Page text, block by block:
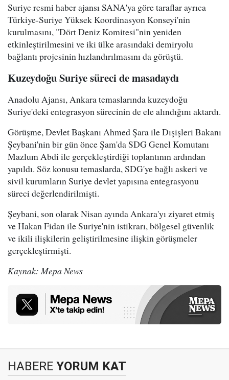
Suriye resmi haber ajansı SANA'ya göre taraflar ayrıca
Türkiye-Suriye Yüksek Koordinasyon Konseyi'nin
kurulmasını, "Dört Deniz Komitesi"nin yeniden
etkinleştirilmesini ve iki ülke arasındaki demiryolu
bağlantı projesinin hızlandırılmasını da görüştü.
Kuzeydoğu Suriye süreci de masadaydı
Anadolu Ajansı, Ankara temaslarında kuzeydoğu
Suriye'deki entegrasyon sürecinin de ele alındığını aktardı.
Görüşme, Devlet Başkanı Ahmed Şara ile Dışişleri Bakanı
Şeybani'nin bir gün önce Şam'da SDG Genel Komutanı
Mazlum Abdi ile gerçekleştirdiği toplantının ardından
yapıldı. Söz konusu temaslarda, SDG'ye bağlı askeri ve
sivil kurumların Suriye devlet yapısına entegrasyonu
süreci değerlendirilmişti.
Şeybani, son olarak Nisan ayında Ankara'yı ziyaret etmiş
ve Hakan Fidan ile Suriye'nin istikrarı, bölgesel güvenlik
ve ikili ilişkilerin geliştirilmesine ilişkin görüşmeler
gerçekleştirmişti.
Kaynak: Mepa News
HABERE YORUM KAT